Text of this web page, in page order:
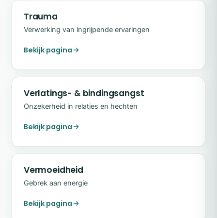
Trauma
Verwerking van ingrijpende ervaringen
Bekijk pagina
Verlatings- & bindingsangst
Onzekerheid in relaties en hechten
Bekijk pagina
Vermoeidheid
Gebrek aan energie
Bekijk pagina